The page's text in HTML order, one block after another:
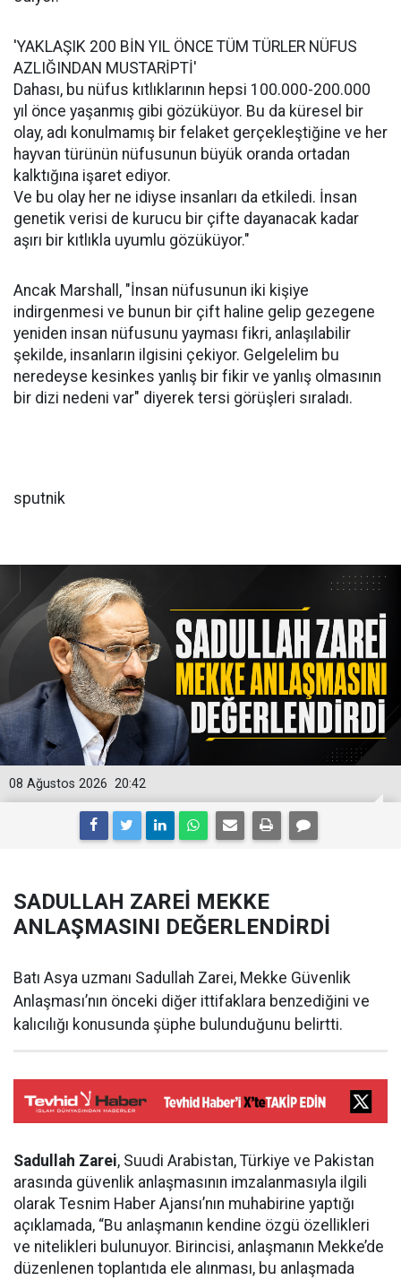
'YAKLAŞIK 200 BİN YIL ÖNCE TÜM TÜRLER NÜFUS
AZLIĞINDAN MUSTARİPTİ'
Dahası, bu nüfus kıtlıklarının hepsi 100.000-200.000
yıl önce yaşanmış gibi gözüküyor. Bu da küresel bir
olay, adı konulmamış bir felaket gerçekleştiğine ve her
hayvan türünün nüfusunun büyük oranda ortadan
kalktığına işaret ediyor.
Ve bu olay her ne idiyse insanları da etkiledi. İnsan
genetik verisi de kurucu bir çifte dayanacak kadar
aşırı bir kıtlıkla uyumlu gözüküyor."
Ancak Marshall, "İnsan nüfusunun iki kişiye
indirgenmesi ve bunun bir çift haline gelip gezegene
yeniden insan nüfusunu yayması fikri, anlaşılabilir
şekilde, insanların ilgisini çekiyor. Gelgelelim bu
neredeyse kesinkes yanlış bir fikir ve yanlış olmasının
bir dizi nedeni var" diyerek tersi görüşleri sıraladı.
sputnik
20:42
08 Ağustos 2026
SADULLAH ZAREİ MEKKE
ANLAŞMASINI DEĞERLENDİRDİ
Batı Asya uzmanı Sadullah Zarei, Mekke Güvenlik
Anlaşması’nın önceki diğer ittifaklara benzediğini ve
kalıcılığı konusunda şüphe bulunduğunu belirtti.
Sadullah Zarei, Suudi Arabistan, Türkiye ve Pakistan
arasında güvenlik anlaşmasının imzalanmasıyla ilgili
olarak Tesnim Haber Ajansı’nın muhabirine yaptığı
açıklamada, “Bu anlaşmanın kendine özgü özellikleri
ve nitelikleri bulunuyor. Birincisi, anlaşmanın Mekke’de
düzenlenen toplantıda ele alınması, bu anlaşmada